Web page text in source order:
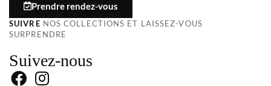
Prendre rendez-vous
SUIVRE NOS COLLECTIONS ET LAISSEZ-VOUS
SURPRENDRE
Suivez-nous